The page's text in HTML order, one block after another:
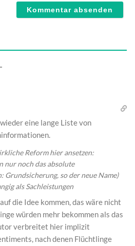
eine lange Liste von
Reform hier ansetzen:
nur noch das absolute
Grundsicherung, so der neue Name)
als Sachleistungen
die Idee kommen, das wäre nicht
würden mehr bekommen als das
verbreitet hier implizit
nach denen Flüchtlinge